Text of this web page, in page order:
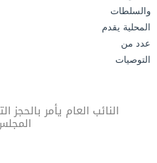
النائب العام يأمر